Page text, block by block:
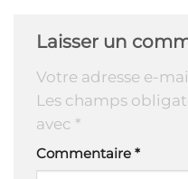
Laisser un
Votre adresse e-
Les champs
avec *
Commentaire *